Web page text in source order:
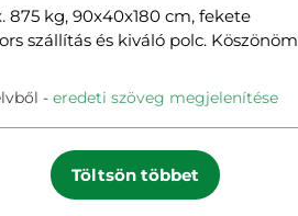
875 kg, 90x40x180 cm, fekete
szállítás és kiváló polc. Köszönöm
eredeti szöveg megjelenítése
Töltsön többet